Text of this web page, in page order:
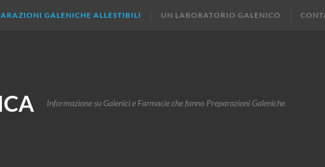
GALENICHE ALLESTIBILI UN LABORATORIO GALENICO
Informazione su Galenici e Farmacie che fanno Preparazioni Galeniche